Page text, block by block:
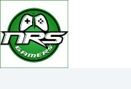
Salta
contenuto